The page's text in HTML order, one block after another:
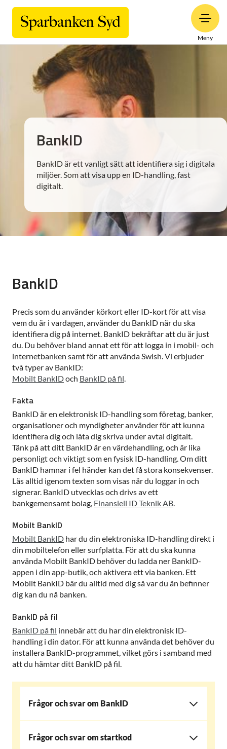
Meny
BankID
BankID är ett vanligt sätt att identifiera sig i digitala
miljöer. Som att visa upp en ID-handling, fast
digitalt.
BankID
Precis som du använder körkort eller ID-kort för att visa
vem du är i vardagen, använder du BankID när du ska
identifiera dig på internet. BankID bekräftar att du är just
du. Du behöver bland annat ett för att logga in i mobil- och
internetbanken samt för att använda Swish. Vi erbjuder
två typer av BankID:
Mobilt BankIDoch BankID på fil
Fakta
BankID är en elektronisk ID-handling som företag, banker,
organisationer och myndigheter använder för att kunna
identifiera dig och låta dig skriva under avtal digitalt.
Tänk på att ditt BankID är en värdehandling, och är lika
personligt och viktigt som en fysisk ID-handling. Om ditt
BankID hamnar i fel händer kan det få stora konsekvenser.
Läs alltid igenom texten som visas när du loggar in och
signerar. BankID utvecklas och drivs av ett
bankgemensamt bolag, Finansiell ID Teknik AB.
Mobilt BankID
Mobilt BankID har du din elektroniska ID-handling direkt i
din mobiltelefon eller surfplatta. För att du ska kunna
använda Mobilt BankID behöver du ladda ner BankID-
appen i din app-butik, och aktivera ett via banken. Ett
Mobilt BankID bär du alltid med dig så var du än befinner
dig kan du nå banken.
BankID på fil
BankID på fil innebär att du har din elektronisk ID-
handling i din dator. För att kunna använda det behöver du
installera BankID-programmet, vilket görs i samband med
att du hämtar ditt BankID på fil.
Frågor och svar om BankID
Frågor och svar om startkod